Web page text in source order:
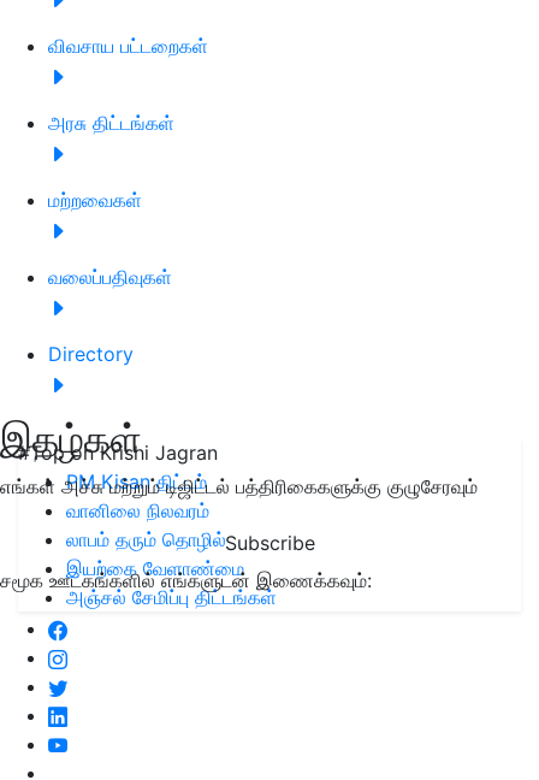
விவசாய பட்டறைகள்
அரசு திட்டங்கள்
மற்றவைகள்
வலைப்பதிவுகள்
Directory
இதழ்கள்
எங்கள் அச்சு மற்றும் டிஜிட்டல் பத்திரிகைகளுக்கு குழுசேரவும்
Subscribe
சமூக ஊடகங்களில் எங்களுடன் இணைக்கவும்:
#Top on Krishi Jagran
PM Kisan திட்டம்
வானிலை நிலவரம்
லாபம் தரும் தொழில்
இயற்கை வேளாண்மை
அஞ்சல் சேமிப்பு திட்டங்கள்